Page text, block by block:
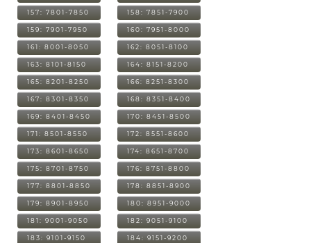
157: 7801-7850 158: 7851-7900
159: 7901-7950 160: 7951-8000
161: 8001-8050 162: 8051-8100
163: 8101-8150 164: 8151-8200
165: 8201-8250 166: 8251-8300
167: 8301-8350 168: 8351-8400
169: 8401-8450 170: 8451-8500
171: 8501-8550 172: 8551-8600
173: 8601-8650 174: 8651-8700
175: 8701-8750 176: 8751-8800
177: 8801-8850 178: 8851-8900
179: 8901-8950 180: 8951-9000
181: 9001-9050 182: 9051-9100
183: 9101-9150 184: 9151-9200